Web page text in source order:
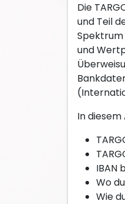
Die
und Teil
Spektrum
und
In
IBAN
Wo
Wie